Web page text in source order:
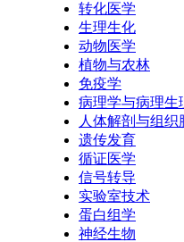
转化医学
生理生化
动物医学
植物与农林
免疫学
病理学与病理生
人体解剖与组织
遗传发育
循证医学
信号转导
实验室技术
蛋白组学
神经生物